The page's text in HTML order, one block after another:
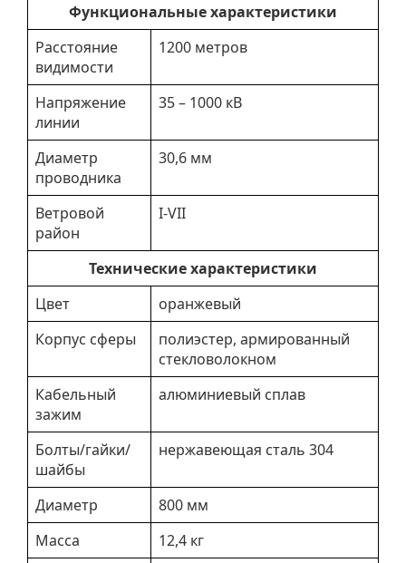
Функциональные характеристики
Расстояние
видимости
1200 метров
Напряжение
линии
35 – 1000 кВ
Диаметр
проводника
30,6 мм
Ветровой
район
I-VII
Технические характеристики
Цвет
оранжевый
Корпус сферы
полиэстер, армированный
стекловолокном
Кабельный
зажим
алюминиевый сплав
Болты/гайки/
шайбы
нержавеющая сталь 304
Диаметр
800 мм
Масса
12,4 кг